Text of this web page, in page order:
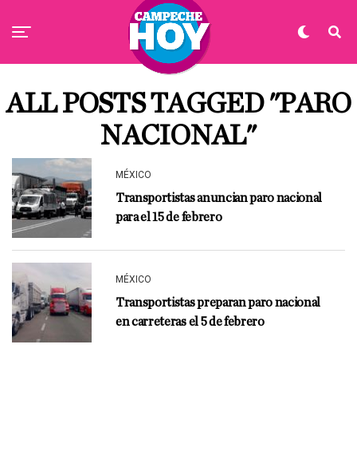
ALL POSTS TAGGED "PARO
NACIONAL"
MÉXICO
Transportistas anuncian paro nacional
para el 15 de febrero
MÉXICO
Transportistas preparan paro nacional
en carreteras el 5 de febrero